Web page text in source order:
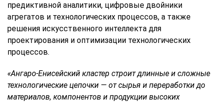
предиктивной аналитики, цифровые двойники
агрегатов и технологических процессов, а также
решения искусственного интеллекта для
проектирования и оптимизации технологических
процессов.
«Ангаро-Енисейский кластер строит длинные и сложные
технологические цепочки — от сырья и переработки до
материалов, компонентов и продукции высоких